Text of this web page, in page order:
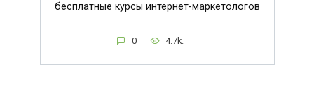
бесплатные курсы интернет-маркетологов
0 4.7k.